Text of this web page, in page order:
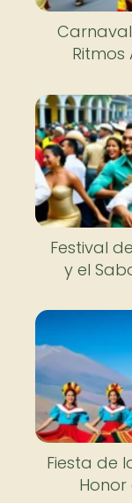
Ritmos
Festival
y el
Fiesta de